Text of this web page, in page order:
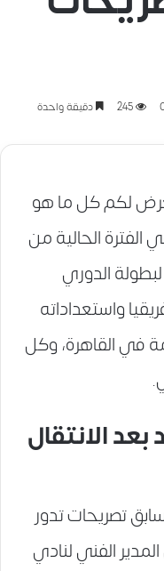
245 دقيقة واحدة
لكم كل ما هو
الفترة الحالية من
الدوري
واستعداداته
في القاهرة، وكل
الانتقال
تصريحات تدور
الفني لنادي